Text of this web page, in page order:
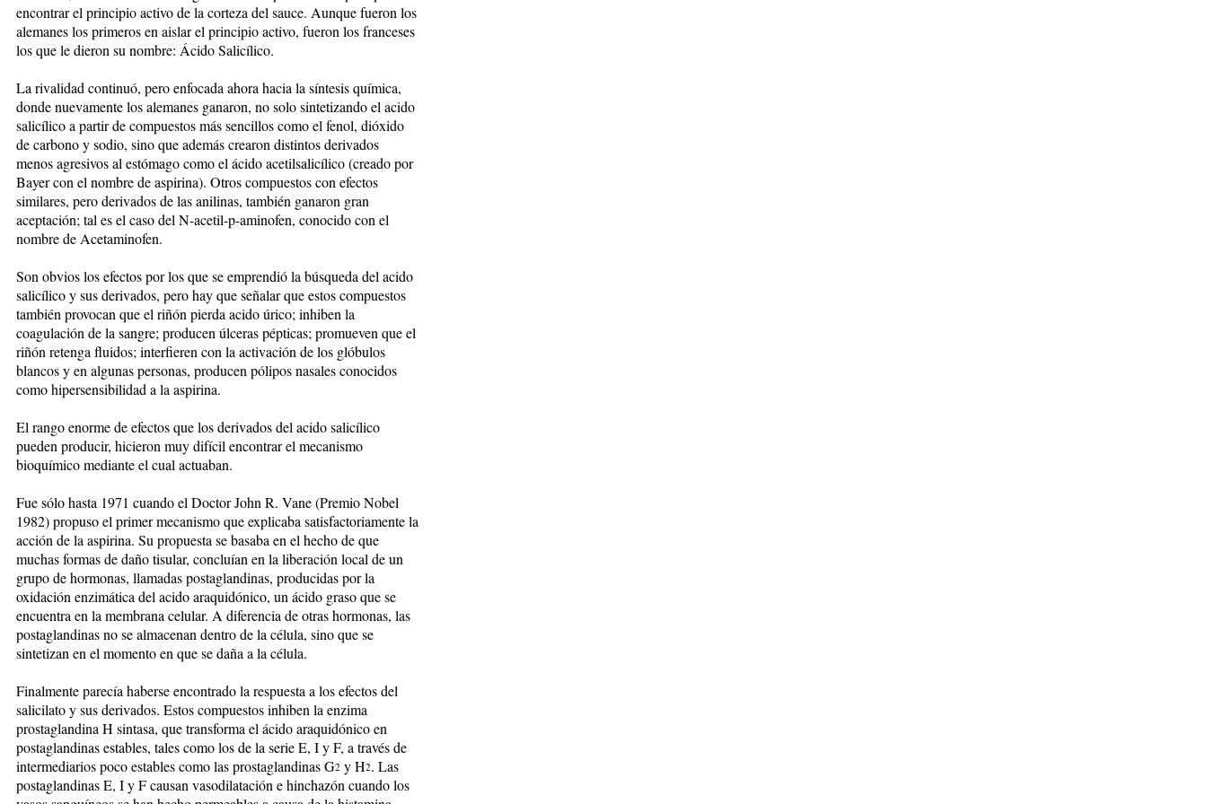
encontrar el principio activo de la corteza del sauce. Aunque fueron los
alemanes los primeros en aislar el principio activo, fueron los franceses
los que le dieron su nombre: Ácido Salicílico.
La rivalidad continuó, pero enfocada ahora hacia la síntesis química,
donde nuevamente los alemanes ganaron, no solo sintetizando el acido
salicílico a partir de compuestos más sencillos como el fenol, dióxido
de carbono y sodio, sino que además crearon distintos derivados
menos agresivos al estómago como el ácido acetilsalicílico (creado por
Bayer con el nombre de aspirina). Otros compuestos con efectos
similares, pero derivados de las anilinas, también ganaron gran
aceptación; tal es el caso del N-acetil-p-aminofen, conocido con el
nombre de Acetaminofen.
Son obvios los efectos por los que se emprendió la búsqueda del acido
salicílico y sus derivados, pero hay que señalar que estos compuestos
también provocan que el riñón pierda acido úrico; inhiben la
coagulación de la sangre; producen úlceras pépticas; promueven que el
riñón retenga fluidos; interfieren con la activación de los glóbulos
blancos y en algunas personas, producen pólipos nasales conocidos
como hipersensibilidad a la aspirina.
El rango enorme de efectos que los derivados del acido salicílico
pueden producir, hicieron muy difícil encontrar el mecanismo
bioquímico mediante el cual actuaban.
Fue sólo hasta 1971 cuando el Doctor John R. Vane (Premio Nobel
1982) propuso el primer mecanismo que explicaba satisfactoriamente la
acción de la aspirina. Su propuesta se basaba en el hecho de que
muchas formas de daño tisular, concluían en la liberación local de un
grupo de hormonas, llamadas postaglandinas, producidas por la
oxidación enzimática del acido araquidónico, un ácido graso que se
encuentra en la membrana celular. A diferencia de otras hormonas, las
postaglandinas no se almacenan dentro de la célula, sino que se
sintetizan en el momento en que se daña a la célula.
Finalmente parecía haberse encontrado la respuesta a los efectos del
salicilato y sus derivados. Estos compuestos inhiben la enzima
prostaglandina H sintasa, que transforma el ácido araquidónico en
postaglandinas estables, tales como los de la serie E, I y F, a través de
intermediarios poco estables como las prostaglandinas G2 y H2. Las
postaglandinas E, I y F causan vasodilatación e hinchazón cuando los